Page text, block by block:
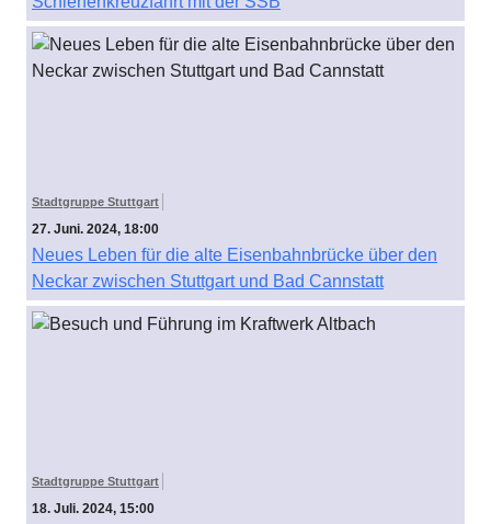
Stadtgruppe Stuttgart
27. Juni. 2024, 18:00
Neues Leben für die alte Eisenbahnbrücke über den
Neckar zwischen Stuttgart und Bad Cannstatt
Stadtgruppe Stuttgart
18. Juli. 2024, 15:00